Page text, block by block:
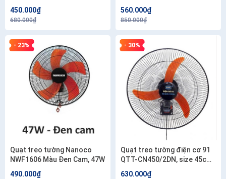
450.000₫
680.000₫
560.000₫
850.000₫
- 23%
Quạt treo tường Nanoco
NWF1606 Màu Đen Cam, 47W
490.000₫
- 30%
Quạt treo tường điện cơ 91
QTT-CN450/2DN, size 45cm,
630.000₫